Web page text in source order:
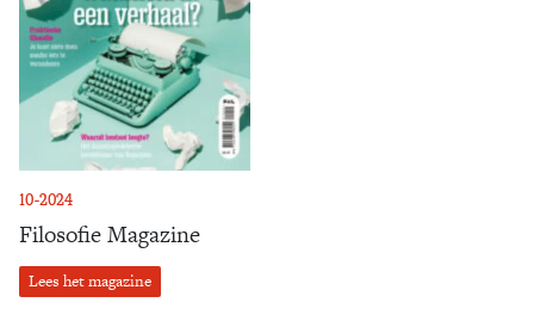
10-2024
Filosofie Magazine
Lees het magazine